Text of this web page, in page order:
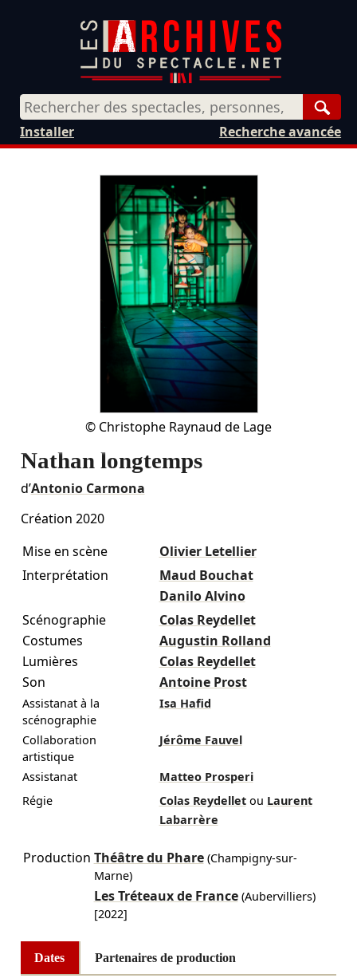
Recherche avancée
Installer
© Christophe Raynaud de Lage
Nathan longtemps
d’Antonio Carmona
Création 2020
Mise en scène
Olivier Letellier
Interprétation
Maud Bouchat
Danilo Alvino
Scénographie
Colas Reydellet
Costumes
Augustin Rolland
Lumières
Colas Reydellet
Son
Antoine Prost
Assistanat à la
scénographie
Isa Hafid
Collaboration
artistique
Jérôme Fauvel
Assistanat
Matteo Prosperi
Régie
Colas Reydellet ou Laurent
Labarrère
Production Théâtre du Phare(Champigny-sur-
Marne)
Les Tréteaux de France(Aubervilliers)
[2022]
Dates Partenaires de production